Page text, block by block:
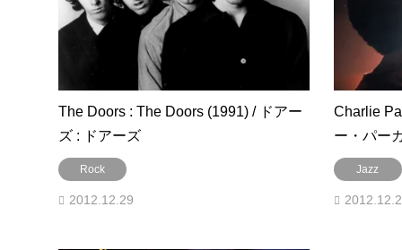
The Doors : The Doors (1991) / ドアー
ズ : ドアーズ
Rock
2012.12.29
Charlie Parker :
Jazz